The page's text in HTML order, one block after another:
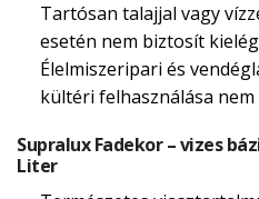
Tartósan talajjal vagy
esetén nem biztosít
Élelmiszeripari és
kültéri felhasználása
Supralux Fadekor – vizes
Liter